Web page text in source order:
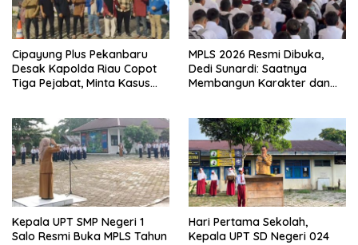
Cipayung Plus Pekanbaru
Desak Kapolda Riau Copot
Tiga Pejabat, Minta Kasus
MPLS 2026 Resmi Dibuka,
Dedi Sunardi: Saatnya
Membangun Karakter dan
Kepala UPT SMP Negeri 1
Salo Resmi Buka MPLS Tahun
Hari Pertama Sekolah,
Kepala UPT SD Negeri 024